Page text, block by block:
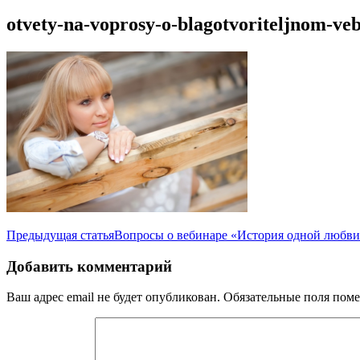
otvety-na-voprosy-o-blagotvoriteljnom-
Навигация
по
записям
Предыдущая статьяВопросы о вебинаре «История одной
Добавить комментарий
Ваш адрес email не будет опубликован. Обязательные поля